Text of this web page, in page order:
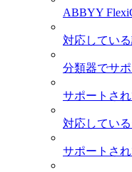
ABBYY
対応してい
分類器でサ
サポートさ
対応してい
サポートさ